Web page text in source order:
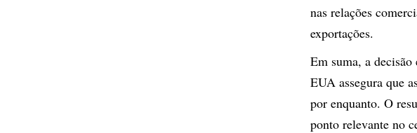
nas relações
exportações.
Em suma, a
EUA assegura que
por enquanto. O
ponto relevante no